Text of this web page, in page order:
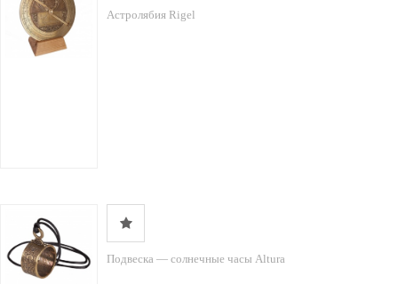
Астролябия Rigel
Подвеска — солнечные часы Altura